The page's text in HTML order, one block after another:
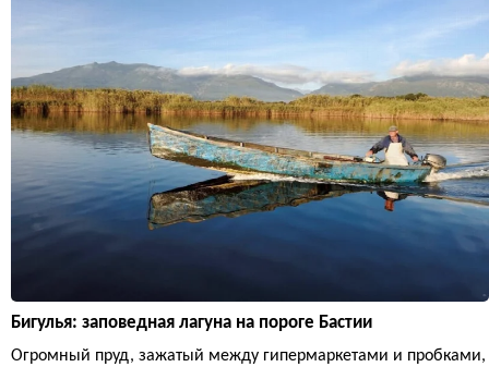
Бигулья: заповедная лагуна на пороге Бастии
Огромный пруд, зажатый между гипермаркетами и пробками,